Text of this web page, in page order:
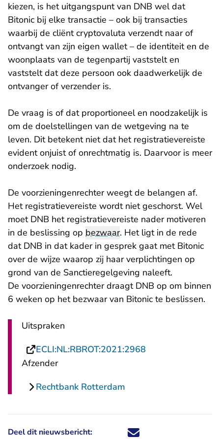
kiezen, is het uitgangspunt van DNB wel dat
Bitonic bij elke transactie – ook bij transacties
waarbij de cliënt cryptovaluta verzendt naar of
ontvangt van zijn eigen wallet – de identiteit en de
woonplaats van de tegenpartij vaststelt en
vaststelt dat deze persoon ook daadwerkelijk de
ontvanger of verzender is.
De vraag is of dat proportioneel en noodzakelijk is
om de doelstellingen van de wetgeving na te
leven. Dit betekent niet dat het registratievereiste
evident onjuist of onrechtmatig is. Daarvoor is meer
onderzoek nodig.
De voorzieningenrechter weegt de belangen af.
Het registratievereiste wordt niet geschorst. Wel
moet DNB het registratievereiste nader motiveren
in de beslissing op bezwaar. Het ligt in de rede
dat DNB in dat kader in gesprek gaat met Bitonic
over de wijze waarop zij haar verplichtingen op
grond van de Sanctieregelgeving naleeft.
De voorzieningenrechter draagt DNB op om binnen
6 weken op het bezwaar van Bitonic te beslissen.
Uitspraken
ECLI:NL:RBROT:2021:2968
Afzender
Rechtbank Rotterdam
Deel dit nieuwsbericht: Deel dit nieuwsbericht via X -
Deel dit nieuwsbericht via
Deel dit nieuwsbericht
Deel dit